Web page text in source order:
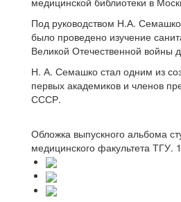
Под руководством Н.А. Семашко
было проведено изучение
Великой Отечественной войны
Н. А. Семашко стал одним из
первых академиков и членов
СССР.
Обложка выпускного альбома
медицинского факультета ТГУ.